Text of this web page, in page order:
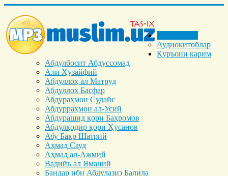
Аудиокитоблар
Қуръони карим
Абдулбосит Абдуссомад
Али Ҳузайфий
Абдуллоҳ ал Матруд
Абдуллоҳ Басфар
Абдураҳмон Судайс
Абдурраҳмон ал-Усий
Абдурашид қори Баҳромов
Абдулқодир қори Ҳусанов
Абу Бакр Шатрий
Аҳмад Сауд
Аҳмад ал-Ажмий
Вадийъ ал Яманий
Бандар ибн Абдулазиз Балила